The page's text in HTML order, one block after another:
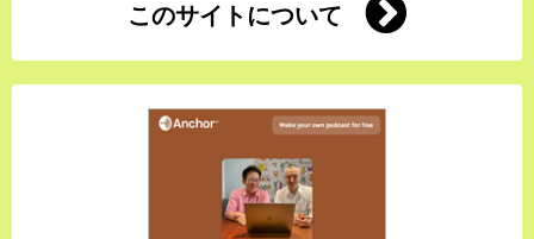
このサイトについて